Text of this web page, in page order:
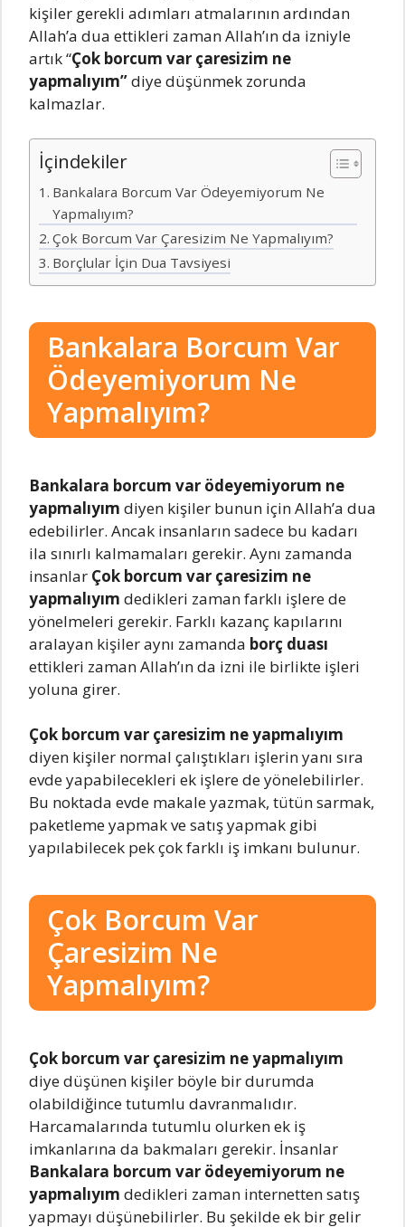
kişiler gerekli adımları atmalarının ardından
Allah’a dua ettikleri zaman Allah’ın da izniyle
artık “Çok borcum var çaresizim ne
yapmalıyım”diye düşünmek zorunda
kalmazlar.
İçindekiler
Bankalara Borcum Var Ödeyemiyorum Ne
Yapmalıyım?
Çok Borcum Var Çaresizim Ne Yapmalıyım?
Borçlular İçin Dua Tavsiyesi
Bankalara Borcum Var
Ödeyemiyorum Ne
Yapmalıyım?
Bankalara borcum var ödeyemiyorum ne
yapmalıyım diyen kişiler bunun için Allah’a dua
edebilirler. Ancak insanların sadece bu kadarı
ila sınırlı kalmamaları gerekir. Aynı zamanda
insanlar Çok borcum var çaresizim ne
yapmalıyım dedikleri zaman farklı işlere de
yönelmeleri gerekir. Farklı kazanç kapılarını
aralayan kişiler aynı zamanda borç duası
ettikleri zaman Allah’ın da izni ile birlikte işleri
yoluna girer.
Çok borcum var çaresizim ne yapmalıyım
diyen kişiler normal çalıştıkları işlerin yanı sıra
evde yapabilecekleri ek işlere de yönelebilirler.
Bu noktada evde makale yazmak, tütün sarmak,
paketleme yapmak ve satış yapmak gibi
yapılabilecek pek çok farklı iş imkanı bulunur.
Çok Borcum Var
Çaresizim Ne
Yapmalıyım?
Çok borcum var çaresizim ne yapmalıyım
diye düşünen kişiler böyle bir durumda
olabildiğince tutumlu davranmalıdır.
Harcamalarında tutumlu olurken ek iş
imkanlarına da bakmaları gerekir. İnsanlar
Bankalara borcum var ödeyemiyorum ne
yapmalıyım dedikleri zaman internetten satış
yapmayı düşünebilirler. Bu şekilde ek bir gelir